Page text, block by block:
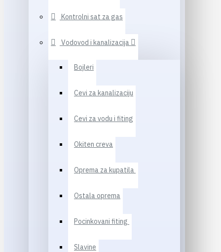
Kontrolni sat za gas
Vodovod i kanalizacija
Bojleri
Cevi za kanalizaciju
Cevi za vodu i fiting
Okiten creva
Oprema za kupatila
Ostala oprema
Pocinkovani fiting
Slavine